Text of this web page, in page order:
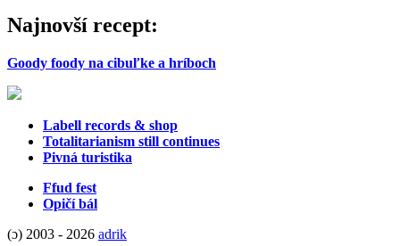
Najnovší recept:
Goody foody na cibuľke a hríboch
Labell records & shop
Totalitarianism still continues
Pivná turistika
Ffud fest
Opičí bál
(ɔ) 2003 - 2026 adrik